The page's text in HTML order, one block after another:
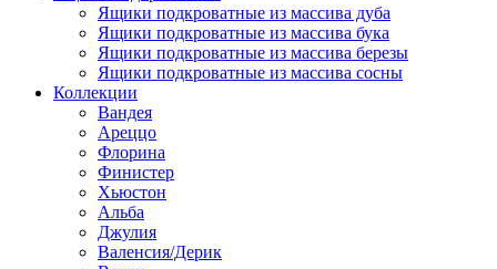
Ящики подкроватные из массива дуба
Ящики подкроватные из массива бука
Ящики подкроватные из массива березы
Ящики подкроватные из массива сосны
Коллекции
Вандея
Ареццо
Флорина
Финистер
Хьюстон
Альба
Джулия
Валенсия/Дерик